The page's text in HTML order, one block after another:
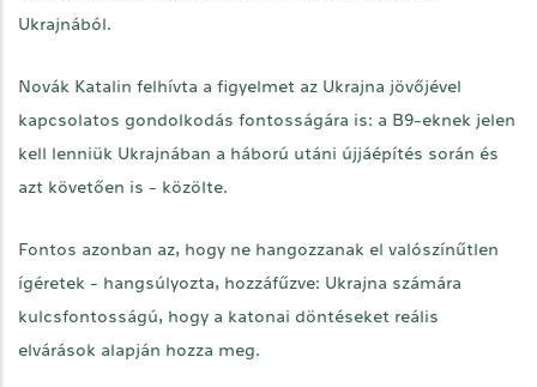
Ukrajnából.
Novák Katalin felhívta a figyelmet az Ukrajna jövőjével
kapcsolatos gondolkodás fontosságára is: a B9-eknek jelen
kell lenniük Ukrajnában a háború utáni újjáépítés során és
azt követően is - közölte.
Fontos azonban az, hogy ne hangozzanak el valószínűtlen
ígéretek - hangsúlyozta, hozzáfűzve: Ukrajna számára
kulcsfontosságú, hogy a katonai döntéseket reális
elvárások alapján hozza meg.